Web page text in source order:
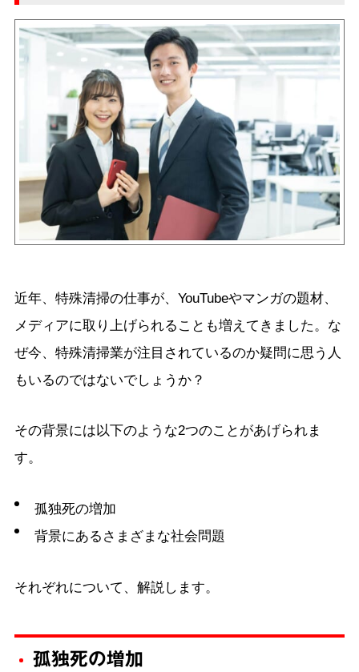
近年、特殊清掃の仕事が、YouTubeやマンガの題材、
メディアに取り上げられることも増えてきました。な
ぜ今、特殊清掃業が注目されているのか疑問に思う人
もいるのではないでしょうか？
その背景には以下のような2つのことがあげられま
す。
孤独死の増加
背景にあるさまざまな社会問題
それぞれについて、解説します。
孤独死の増加